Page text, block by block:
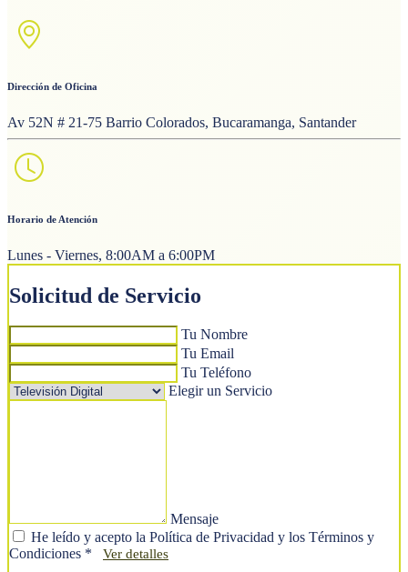
Dirección de Oficina
Av 52N # 21-75 Barrio Colorados, Bucaramanga, Santander
Horario de Atención
Lunes - Viernes, 8:00AM a 6:00PM
Solicitud de Servicio
Tu Nombre
Tu Email
Tu Teléfono
Elegir un Servicio
Mensaje
He leído y acepto la Política de Privacidad y los Términos y
Condiciones * Ver detalles